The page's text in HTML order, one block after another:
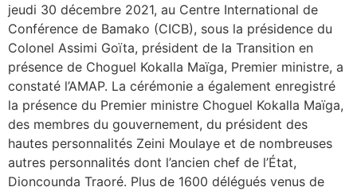
jeudi 30 décembre 2021, au Centre International de
Conférence de Bamako (CICB), sous la présidence du
Colonel Assimi Goïta, président de la Transition en
présence de Choguel Kokalla Maïga, Premier ministre, a
constaté l’AMAP. La cérémonie a également enregistré
la présence du Premier ministre Choguel Kokalla Maïga,
des membres du gouvernement, du président des
hautes personnalités Zeini Moulaye et de nombreuses
autres personnalités dont l’ancien chef de l’État,
Dioncounda Traoré. Plus de 1600 délégués venus de